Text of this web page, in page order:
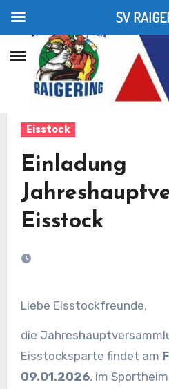
Inhalt
springen
Home
Eisstock
Einladung
Eisstock
Einladung
Eisstock
Liebe Eisstockfreunde,
die
Eisstocksparte findet am
09.01.2026, im
SV